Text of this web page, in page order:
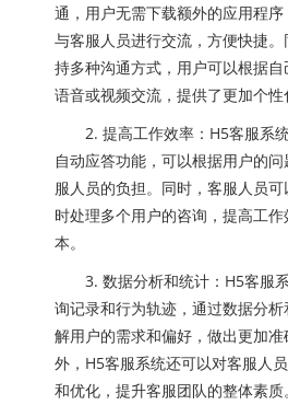
通，用户无需下载额外的应用程
与客服人员进行交流，方便快捷
持多种沟通方式，用户可以根据自
语音或视频交流，提供了更加个性
2. 提高工作效率：H5客服系统
自动应答功能，可以根据用户的
服人员的负担。同时，客服人员
时处理多个用户的咨询，提高工
本。
3. 数据分析和统计：H5客服系
询记录和行为轨迹，通过数据分
解用户的需求和偏好，做出更加
外，H5客服系统还可以对客服人
和优化，提升客服团队的整体素质。